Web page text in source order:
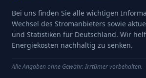
Bei uns finden Sie alle wichtigen
Wechsel des Stromanbieters sowie
und Statistiken für Deutschland. Wir
Energiekosten nachhaltig zu senken.
Alle Angaben ohne Gewähr. Irrtümer vorbehalten.